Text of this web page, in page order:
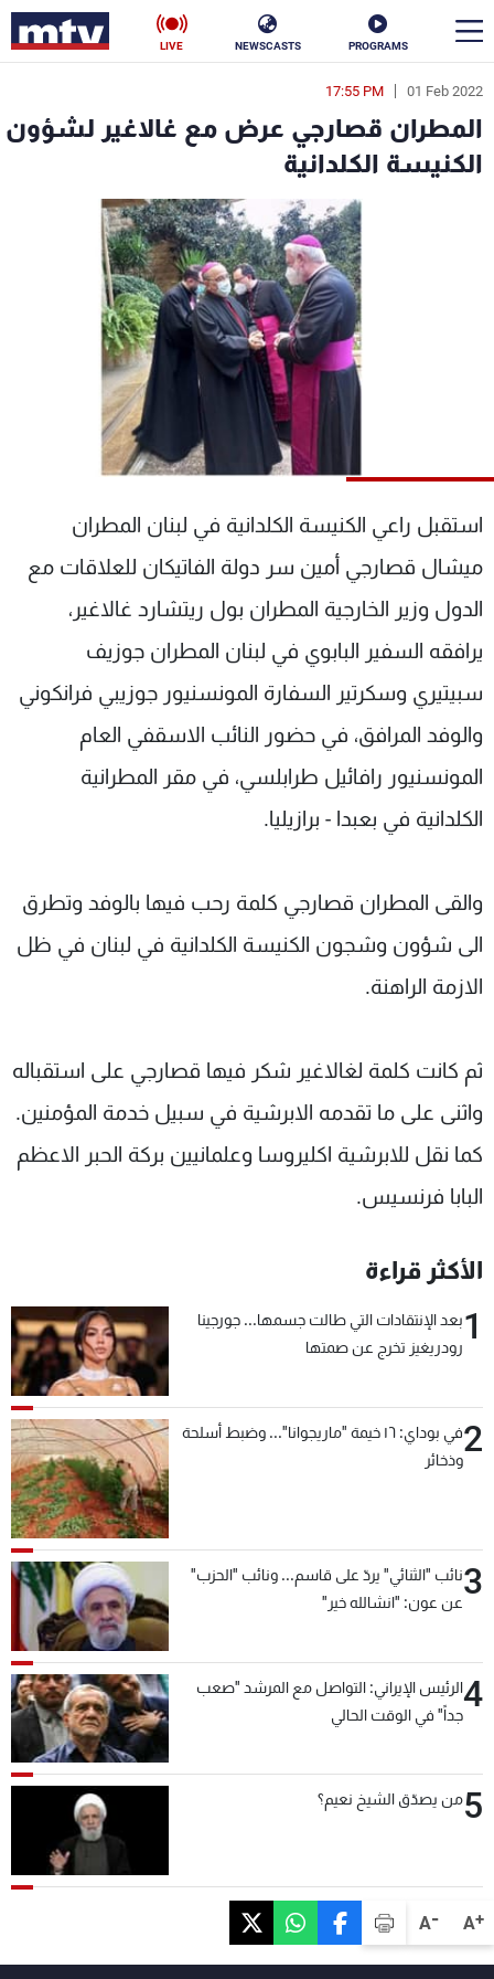
PROGRAMS
NEWSCASTS
LIVE
A+
A-
01 Feb 2022
17:55 PM
المطران قصارجي عرض مع غالاغير لشؤون
الكنيسة الكلدانية
استقبل راعي الكنيسة الكلدانية في لبنان المطران
ميشال قصارجي أمين سر دولة الفاتيكان للعلاقات مع
الدول وزير الخارجية المطران بول ريتشارد غالاغير،
يرافقه السفير البابوي في لبنان المطران جوزيف
سبيتيري وسكرتير السفارة المونسنيور جوزيبي فرانكوني
والوفد المرافق، في حضور النائب الاسقفي العام
المونسنيور رافائيل طرابلسي، في مقر المطرانية
الكلدانية في بعبدا - برازيليا.
والقى المطران قصارجي كلمة رحب فيها بالوفد وتطرق
الى شؤون وشجون الكنيسة الكلدانية في لبنان في ظل
الازمة الراهنة.
ثم كانت كلمة لغالاغير شكر فيها قصارجي على استقباله
واثنى على ما تقدمه الابرشية في سبيل خدمة المؤمنين.
كما نقل للابرشية اكليروسا وعلمانيين بركة الحبر الاعظم
البابا فرنسيس.
الأكثر قراءة
1بعد الإنتقادات التي طالت جسمها... جورجينا
رودريغيز تخرج عن صمتها
2
في بوداي: ١٦ خيمة "ماريجوانا"... وضبط أسلحة
وذخائر
3نائب "الثنائي" يردّ على قاسم... ونائب "الحزب"
عن عون: "انشالله خير"
4الرئيس الإيراني: التواصل مع المرشد "صعب
جداً" في الوقت الحالي
5من يصدّق الشيخ نعيم؟
en
الأخبار
ناس
فن
رياضة
شاهد البرامج
عن MTV
الإنـتـاج
لاعلاناتكم
وظائف
تواصل معنا
شروط الإسـتخدام
سياسة الخصوصية